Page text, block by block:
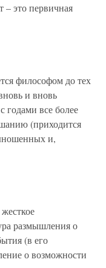
– это первичная
философом до тех
и вновь
годами все более
(приходится
и,
размышления о
(в его
о возможности